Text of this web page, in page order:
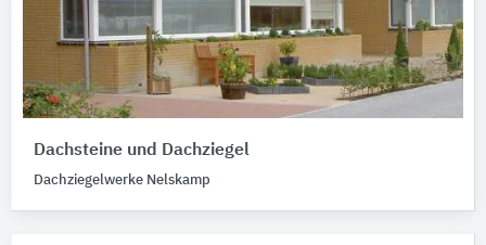
Dachsteine und Dachziegel
Dachziegelwerke Nelskamp